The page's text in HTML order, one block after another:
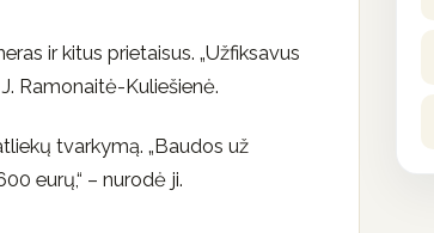
ir kitus prietaisus. „Užfiksavus
Ramonaitė-Kuliešienė.
tvarkymą. „Baudos už
eurų,“ – nurodė ji.